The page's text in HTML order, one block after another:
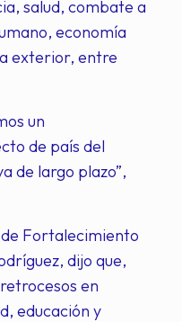
salud, combate a
economía
exterior, entre
un
de país del
de largo plazo”,
Fortalecimiento
dijo que,
en
educación y